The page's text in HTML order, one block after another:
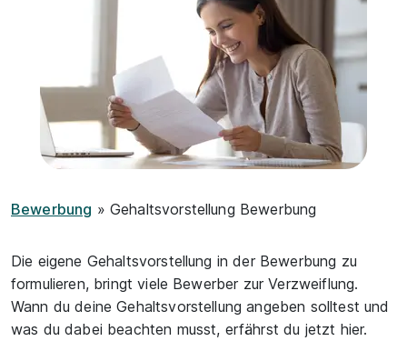
Bewerbung » Gehaltsvorstellung Bewerbung
Die eigene Gehaltsvorstellung in der Bewerbung zu
formulieren, bringt viele Bewerber zur Verzweiflung.
Wann du deine Gehaltsvorstellung angeben solltest und
was du dabei beachten musst, erfährst du jetzt hier.